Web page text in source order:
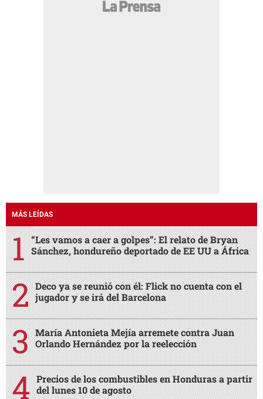
MÁS LEÍDAS
“Les vamos a caer a golpes”: El relato de Bryan
Sánchez, hondureño deportado de EE UU a África
Deco ya se reunió con él: Flick no cuenta con el
jugador y se irá del Barcelona
María Antonieta Mejía arremete contra Juan
Orlando Hernández por la reelección
Precios de los combustibles en Honduras a partir
del lunes 10 de agosto